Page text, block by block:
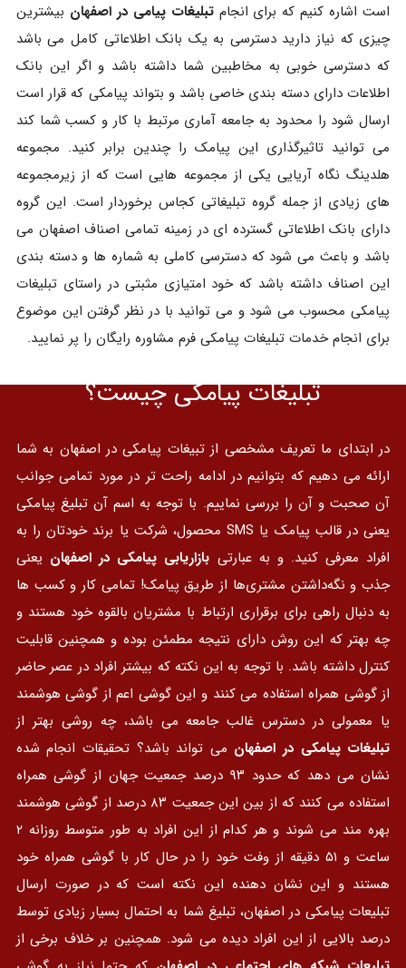
است اشاره کنیم که برای انجامتبلیغات پیامی در اصفهان بیشترین
چیزی که نیاز دارید دسترسی به یک بانک اطلاعاتی کامل می باشد
که دسترسی خوبی به مخاطبین شما داشته باشد و اگر این بانک
اطلاعات دارای دسته بندی خاصی باشد و بتواند پیامکی که قرار است
ارسال شود را محدود به جامعه آماری مرتبط با کار و کسب شما کند
می توانید تاثیرگذاری این پیامک را چندین برابر کنید. مجموعه
هلدینگ نگاه آریایی یکی از مجموعه هایی است که از زیرمجموعه
های زیادی از جمله گروه تبلیغاتی کجاس برخوردار است. این گروه
دارای بانک اطلاعاتی گسترده ای در زمینه تمامی اصناف اصفهان می
باشد و باعث می شود که دسترسی کاملی به شماره ها و دسته بندی
این اصناف داشته باشد که خود امتیازی مثبتی در راستای تبلیغات
پیامکی محسوب می شود و می توانید با در نظر گرفتن این موضوع
برای انجام خدمات تبلیغات پیامکی فرم مشاوره رایگان را پر نمایید.
تبلیغات پیامکی چیست؟
در ابتدای ما تعریف مشخصی از تبیغات پیامکی در اصفهان به شما
ارائه می دهیم که بتوانیم در ادامه راحت تر در مورد تمامی جوانب
آن صحبت و آن را بررسی نماییم. با توجه به اسم آن تبلیغ پیامکی
یعنی در قالب پیامک یا SMS محصول، شرکت یا برند خودتان را به
افراد معرفی کنید. و به عبارتی بازاریابی پیامکی در اصفهان یعنی
جذب و نگه‌داشتن مشتری‌ها از طریق پیامک! تمامی کار و کسب ها
به دنبال راهی برای برقراری ارتباط با مشتریان بالقوه خود هستند و
چه بهتر که این روش دارای نتیجه مطمئن بوده و همچنین قابلیت
کنترل داشته باشد. با توجه به این نکته که بیشتر افراد در عصر حاضر
از گوشی همراه استفاده می کنند و این گوشی اعم از گوشی هوشمند
یا معمولی در دسترس غالب جامعه می باشد، چه روشی بهتر از
تبلیغات پیامکی در اصفهان می تواند باشد؟ تحقیقات انجام شده
نشان می دهد که حدود ۹۳ درصد جمعیت جهان از گوشی همراه
استفاده می کنند که از بین این جمعیت ۸۳ درصد از گوشی هوشمند
بهره مند می شوند و هر کدام از این افراد به طور متوسط روزانه ۲
ساعت و ۵۱ دقیقه از وفت خود را در حال کار با گوشی همراه خود
هستند و این نشان دهنده این نکته است که در صورت ارسال
تبلیعات پیامکی در اصفهان، تبلیغ شما به احتمال بسیار زیادی توسط
درصد بالایی از این افراد دیده می شود. همچنین بر خلاف برخی از